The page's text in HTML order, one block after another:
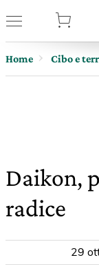
Home Cibo e
Daikon,
radice
29